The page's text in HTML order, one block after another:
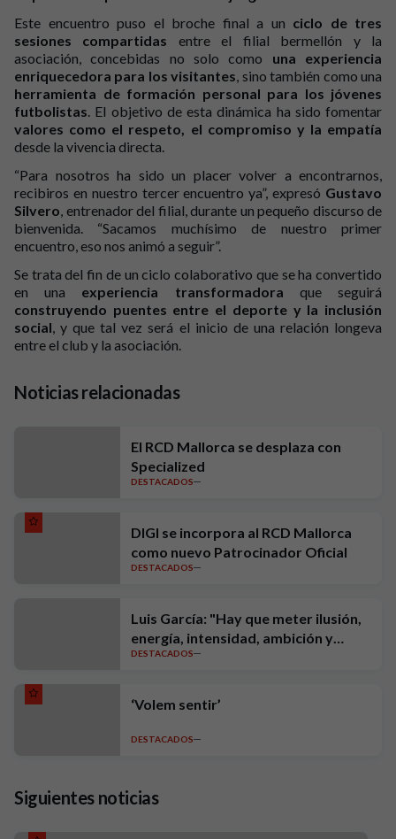
Este encuentro puso el broche final a un ciclo de tres
sesiones compartidas entre el filial bermellón y la
asociación, concebidas no solo como una experiencia
enriquecedora para los visitantes, sino también como una
herramienta de formación personal para los jóvenes
futbolistas. El objetivo de esta dinámica ha sido fomentar
valores como el respeto, el compromiso y la empatía
desde la vivencia directa.
“Para nosotros ha sido un placer volver a encontrarnos,
recibiros en nuestro tercer encuentro ya”, expresó Gustavo
Silvero, entrenador del filial, durante un pequeño discurso de
bienvenida. “Sacamos muchísimo de nuestro primer
encuentro, eso nos animó a seguir”.
Se trata del fin de un ciclo colaborativo que se ha convertido
en una experiencia transformadora que seguirá
construyendo puentes entre el deporte y la inclusión
social, y que tal vez será el inicio de una relación longeva
entre el club y la asociación.
Noticias relacionadas
El RCD Mallorca se desplaza con
Specialized
DESTACADOS
DIGI se incorpora al RCD Mallorca
como nuevo Patrocinador Oficial
DESTACADOS
Luis García: "Hay que meter ilusión,
energía, intensidad, ambición y
exigencia"
DESTACADOS
‘Volem sentir’
DESTACADOS
Siguientes noticias